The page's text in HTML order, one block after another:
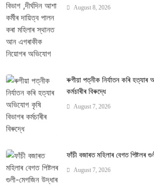
August 8, 2026
ৰুগীয়া পত্নীক নিৰ্যাতন কৰি হত্যাৰ
কৰ্মচাৰীৰ বিৰুদ্ধে
August 7, 2026
ফাঁচী বজাৰত মহিলাৰ বেগত পিষ্টলৰ
August 7, 2026